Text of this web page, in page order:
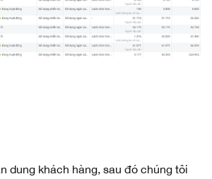
dung khách hàng, sau đó chúng tôi